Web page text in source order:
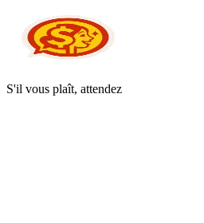
S'il vous plaît, attendez